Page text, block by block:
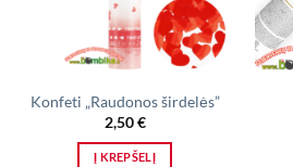
Konfeti „Raudonos širdelės”
2,50€
Į KREPŠELĮ